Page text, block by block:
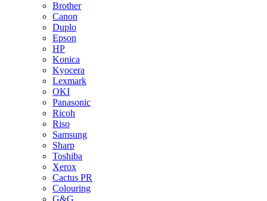
Brother
Canon
Duplo
Epson
HP
Konica
Kyocera
Lexmark
OKI
Panasonic
Ricoh
Riso
Samsung
Sharp
Toshiba
Xerox
Cactus PR
Colouring
G&G